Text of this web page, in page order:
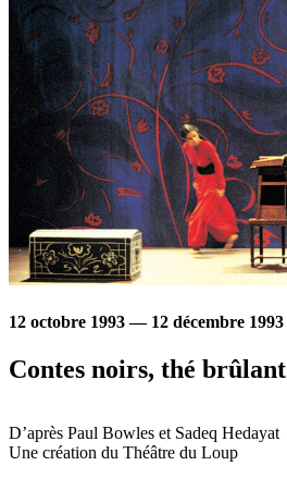
12 octobre 1993 — 12 décembre 1993
Contes noirs, thé brûlant
D’après Paul Bowles et Sadeq Hedayat
Une création du Théâtre du Loup